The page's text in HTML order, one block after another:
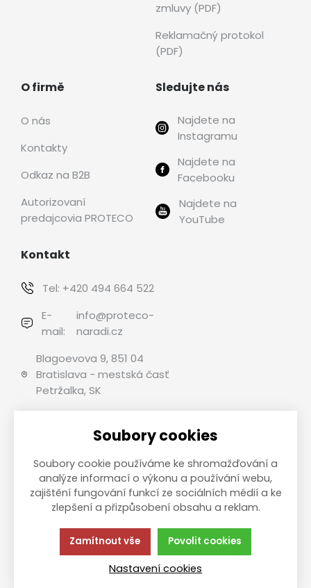
zmluvy (PDF)
Reklamačný protokol
(PDF)
O firmě
O nás
Kontakty
Odkaz na B2B
Autorizovaní
predajcovia PROTECO
Sledujte nás
Najdete na
Instagramu
Najdete na
Facebooku
Najdete na
YouTube
Kontakt
Tel: +420 494 664 522
E-
mail:
info@proteco-
naradi.cz
Blagoevova 9, 851 04
Bratislava - mestská časť
Petržalka, SK
Možnosti platby
© 2013-2026 Internetový obchod B2C PROTECO náradie pro
Táto stránka používa súbory cookies.
Zásady ochrany
andTerms of Serviceapply.
Soubory cookies
Soubory cookie používáme ke shromažďování a
analýze informací o výkonu a používání webu,
zajištění fungování funkcí ze sociálních médií a ke
zlepšení a přizpůsobení obsahu a reklam.
Zamítnout vše Povolit cookies
Nastavení cookies